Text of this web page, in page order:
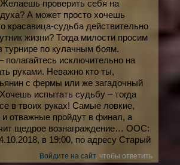
проверить себя на
А может просто хочешь
красавица-судьба действительно
жизни? Тогда милости просим
турнире по кулачным боям.
полагайтесь исключительно на
руками. Неважно кто ты,
с фермы или же загадочный
испытать судьбу – тогда
в твоих руках! Самые ловкие,
отважные пройдут в финал, а
щедрое вознаграждение… OOC:
в 19:00, по адресу Старый
Войдите на сайт, чтобы ответить